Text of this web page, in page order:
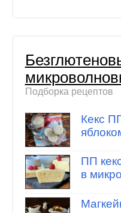
Подборка рецептов
Кекс
ПП
в